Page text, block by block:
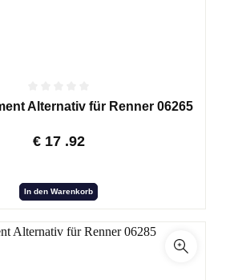
Alternativ für Renner 06265
€ 17 .92
In den Warenkorb